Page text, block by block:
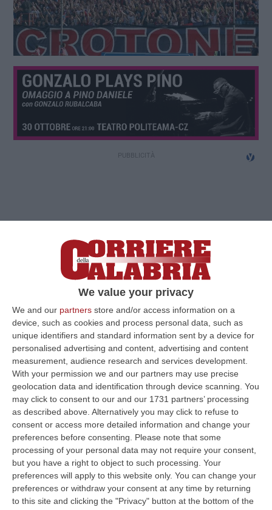
We value your privacy
We and our partners store and/or access information on a
device, such as cookies and process personal data, such as
unique identifiers and standard information sent by a device for
personalised advertising and content, advertising and content
measurement, audience research and services development.
With your permission we and our partners may use precise
geolocation data and identification through device scanning. You
may click to consent to our and our 1731 partners’ processing
as described above. Alternatively you may click to refuse to
consent or access more detailed information and change your
preferences before consenting.
Please note that some
processing of your personal data may not require your consent,
but you have a right to object to such processing. Your
preferences will apply to this website only. You can change your
preferences or withdraw your consent at any time by returning
to this site and clicking the "Privacy" button at the bottom of the
Clicca e segui “Corriere della Calabria” su Google News
POTENZAIl questore di Potenza, Antonino
Romeo, nel periodo da novembre a gennaio,
ha emesso tre divieti di accesso ai pubblici